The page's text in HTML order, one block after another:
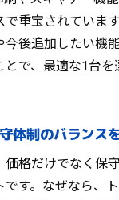
ービス内容を比較
現するコピー機導
総費用を抑える見
践できるコピー機
で重宝されていま
今後追加したい機
とで、最適な1台を
体制のバランス
価格だけでなく保
です。なぜなら、